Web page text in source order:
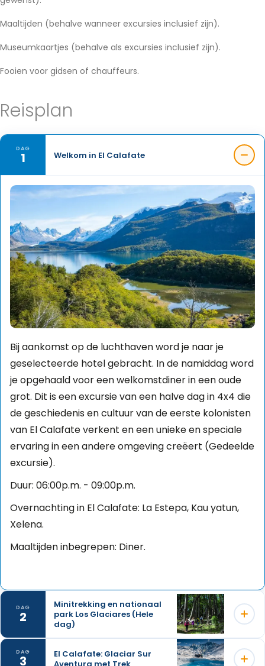
Maaltijden (behalve wanneer excursies inclusief zijn).
Museumkaartjes (behalve als excursies inclusief zijn).
Fooien voor gidsen of chauffeurs.
Reisplan
DAG
1 Welkom in El Calafate
Bij aankomst op de luchthaven word je naar je
geselecteerde hotel gebracht. In de namiddag word
je opgehaald voor een welkomstdiner in een oude
grot. Dit is een excursie van een halve dag in 4x4 die
de geschiedenis en cultuur van de eerste kolonisten
van El Calafate verkent en een unieke en speciale
ervaring in een andere omgeving creëert (Gedeelde
excursie).
Duur: 06:00p.m. - 09:00p.m.
Overnachting in El Calafate: La Estepa, Kau yatun,
Xelena.
Maaltijden inbegrepen: Diner.
DAG
2
Minitrekking en nationaal
park Los Glaciares (Hele
dag)
DAG
3
El Calafate: Glaciar Sur
Aventura met Trek